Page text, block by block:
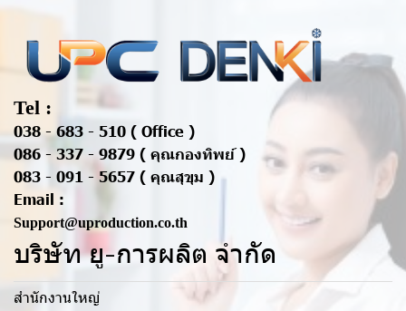
Tel :
038 - 683 - 510 ( Office )
086 - 337 - 9879 ( คุณกองทิพย์ )
083 - 091 - 5657 ( คุณสุขุม )
Email :
Support@uproduction.co.th
บริษัท ยู-การผลิต จำกัด
สำนักงานใหญ่